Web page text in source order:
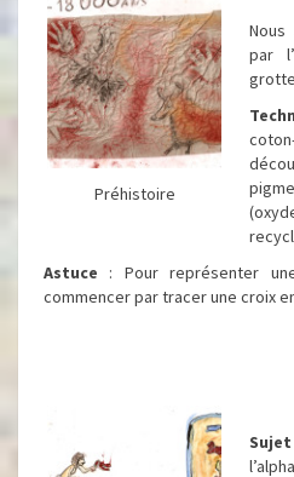
Préhistoire
par
Astuce : Pour représenter
commencer par tracer une croix
Sujet